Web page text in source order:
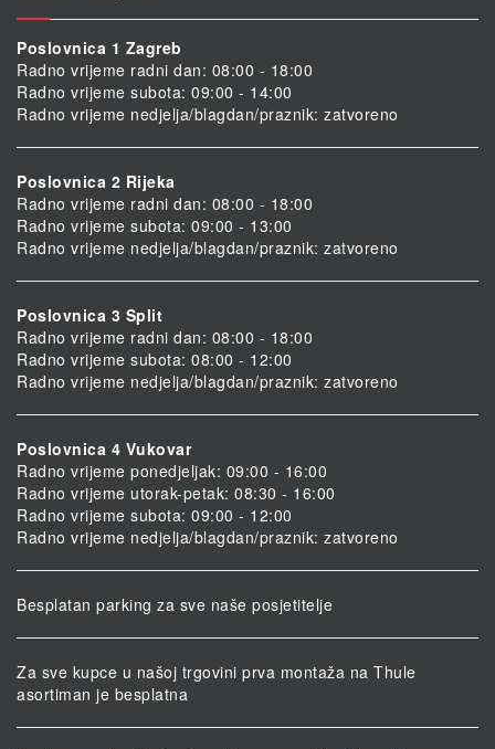
Poslovnica 1 Zagreb
Radno vrijeme radni dan: 08:00 - 18:00
Radno vrijeme subota: 09:00 - 14:00
Radno vrijeme nedjelja/blagdan/praznik: zatvoreno
Poslovnica 2 Rijeka
Radno vrijeme radni dan: 08:00 - 18:00
Radno vrijeme subota: 09:00 - 13:00
Radno vrijeme nedjelja/blagdan/praznik: zatvoreno
Poslovnica 3 Split
Radno vrijeme radni dan: 08:00 - 18:00
Radno vrijeme subota: 08:00 - 12:00
Radno vrijeme nedjelja/blagdan/praznik: zatvoreno
Poslovnica 4 Vukovar
Radno vrijeme ponedjeljak: 09:00 - 16:00
Radno vrijeme utorak-petak: 08:30 - 16:00
Radno vrijeme subota: 09:00 - 12:00
Radno vrijeme nedjelja/blagdan/praznik: zatvoreno
Besplatan parking za sve naše posjetitelje
Za sve kupce u našoj trgovini prva montaža na Thule
asortiman je besplatna